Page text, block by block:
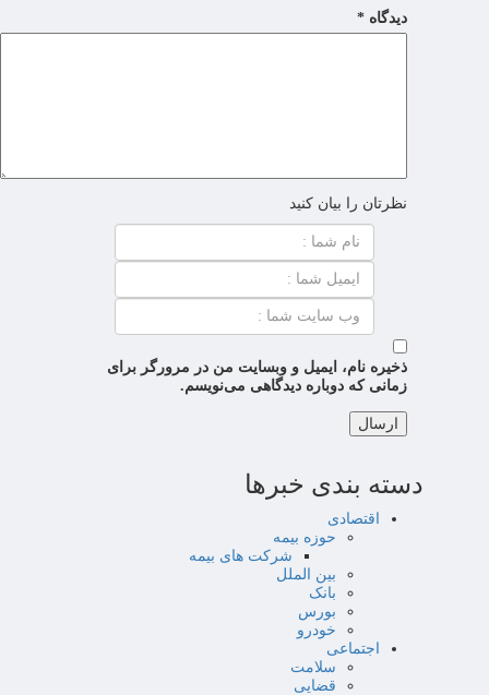
دیدگاه *
نظرتان را بیان کنید
ذخیره نام، ایمیل و وبسایت من در مرورگر برای
زمانی که دوباره دیدگاهی می‌نویسم.
دسته بندی خبرها
اقتصادی
حوزه بیمه
شرکت های بیمه
بین الملل
بانک
بورس
خودرو
اجتماعی
سلامت
قضایی